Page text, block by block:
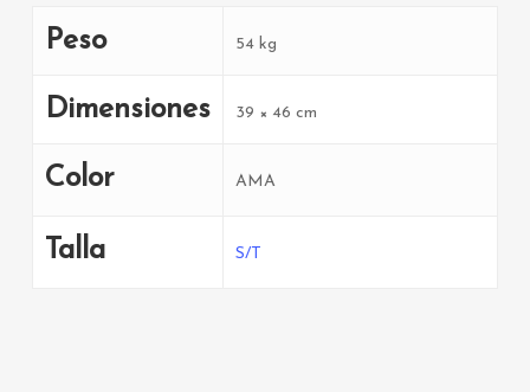
Peso 54 kg
Dimensiones 39 × 46 cm
Color AMA
Talla S/T